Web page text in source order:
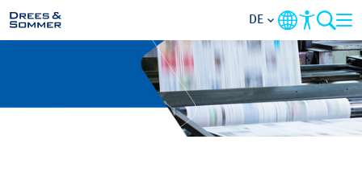
MARKETS
SERVICES
DE